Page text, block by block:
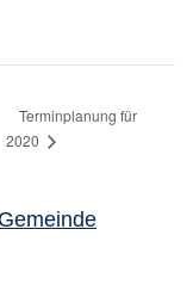
Terminplanung für
2020